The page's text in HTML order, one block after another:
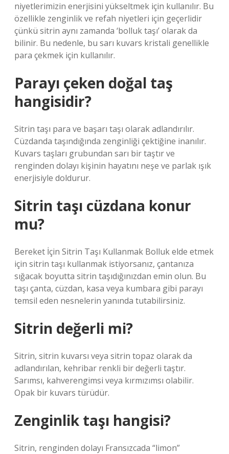
niyetlerimizin enerjisini yükseltmek için kullanılır. Bu
özellikle zenginlik ve refah niyetleri için geçerlidir
çünkü sitrin aynı zamanda ‘bolluk taşı’ olarak da
bilinir. Bu nedenle, bu sarı kuvars kristali genellikle
para çekmek için kullanılır.
Parayı çeken doğal taş
hangisidir?
Sitrin taşı para ve başarı taşı olarak adlandırılır.
Cüzdanda taşındığında zenginliği çektiğine inanılır.
Kuvars taşları grubundan sarı bir taştır ve
renginden dolayı kişinin hayatını neşe ve parlak ışık
enerjisiyle doldurur.
Sitrin taşı cüzdana konur
mu?
Bereket İçin Sitrin Taşı Kullanmak Bolluk elde etmek
için sitrin taşı kullanmak istiyorsanız, çantanıza
sığacak boyutta sitrin taşıdığınızdan emin olun. Bu
taşı çanta, cüzdan, kasa veya kumbara gibi parayı
temsil eden nesnelerin yanında tutabilirsiniz.
Sitrin değerli mi?
Sitrin, sitrin kuvarsı veya sitrin topaz olarak da
adlandırılan, kehribar renkli bir değerli taştır.
Sarımsı, kahverengimsi veya kırmızımsı olabilir.
Opak bir kuvars türüdür.
Zenginlik taşı hangisi?
Sitrin, renginden dolayı Fransızcada “limon”